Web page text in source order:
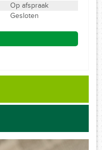
Op afspraak
Gesloten